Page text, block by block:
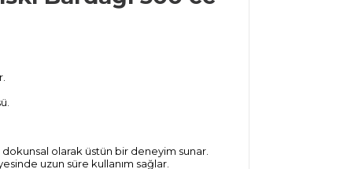
olarak üstün bir deneyim sunar.
uzun süre kullanım sağlar.